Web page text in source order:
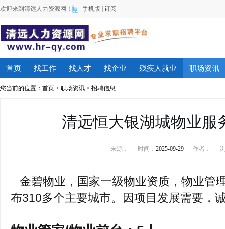
欢迎来到清远人力资源网！ 手机版 订阅
首页 找工作 找人才 找企业 残疾人就业 职场资讯
您当前的位置： 首页 > 职场资讯 > 招聘信息
清远恒大银湖城物业服
来源： 时间： 2025-09-29 作者：
金碧物业，国家一级物业资质，物业管
布310多个主要城市。因项目发展需要，